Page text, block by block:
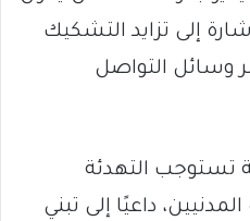
إلى تزايد التشكيك
وسائل التواصل
تستوجب التهدئة
داعيًا إلى تبني